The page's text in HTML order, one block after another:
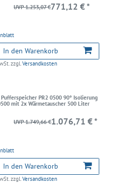
UVP 1.253,07 €771,12 € *
In den Warenkorb
zzgl.Versandkosten
Pufferspeicher PR2 0500 90° Isolierung
mit 2x Wärmetauscher 500 Liter
UVP 1.749,66 €1.076,71 € *
In den Warenkorb
zzgl.Versandkosten